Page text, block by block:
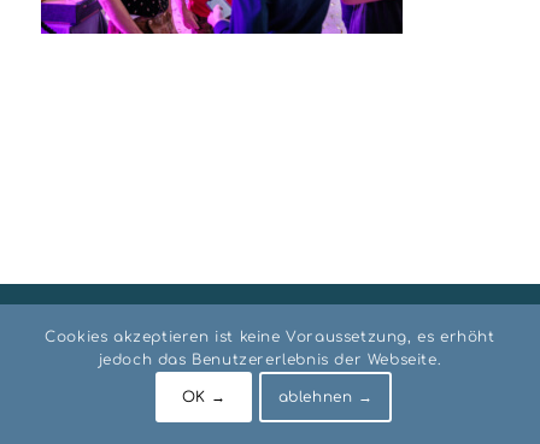
Datenschutz
Cookies akzeptieren ist keine Voraussetzung, es erhöht
jedoch das Benutzererlebnis der Webseite.
OK → ablehnen →